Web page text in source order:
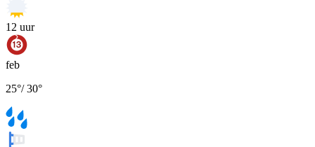
12 uur
feb
25°/30°